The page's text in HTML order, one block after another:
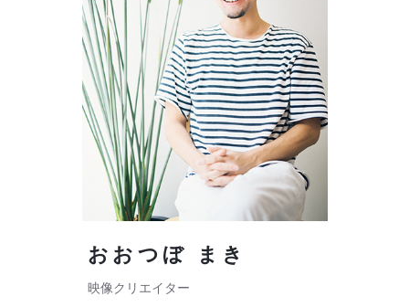
おおつぼ まき
映像クリエイター